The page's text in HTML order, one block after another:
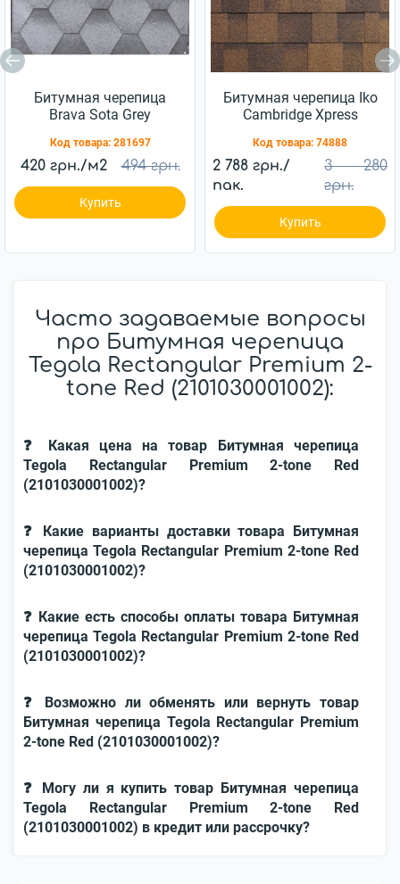
Битумная черепица
Brava Sota Grеy
Код товара: 281697
420 грн./м2 494 грн.
Купить
Битумная черепица Iko
Cambridge Xpress
Код товара: 74888
2 788 грн./
пак.
3 280
грн.
Купить
Часто задаваемые вопросы
про Битумная черепица
Tegola Rectangular Premium 2-
tone Red (2101030001002):
❓ Какая цена на товар Битумная черепица
Tegola Rectangular Premium 2-tone Red
(2101030001002)?
❓ Какие варианты доставки товара Битумная
черепица Tegola Rectangular Premium 2-tone Red
(2101030001002)?
❓ Какие есть способы оплаты товара Битумная
черепица Tegola Rectangular Premium 2-tone Red
(2101030001002)?
❓ Возможно ли обменять или вернуть товар
Битумная черепица Tegola Rectangular Premium
2-tone Red (2101030001002)?
❓ Могу ли я купить товар Битумная черепица
Tegola Rectangular Premium 2-tone Red
(2101030001002) в кредит или рассрочку?